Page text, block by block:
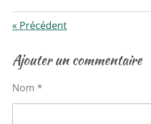
« Précédent
Ajouter un commentaire
Nom *